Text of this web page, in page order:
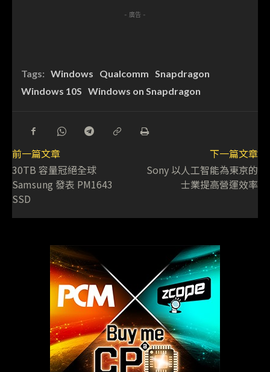
- 廣告 -
Tags: Windows Qualcomm Snapdragon
Windows 10S Windows on Snapdragon
前一篇文章
30TB 容量冠絕全球
Samsung 發表 PM1643
SSD
下一篇文章
Sony 以人工智能為東京的
士業提高營運效率